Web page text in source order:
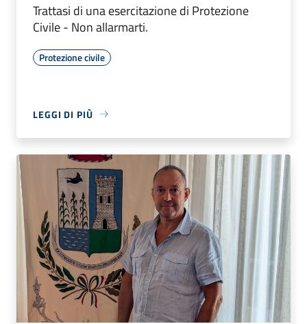
Trattasi di una esercitazione di Protezione
Civile - Non allarmarti.
Protezione civile
LEGGI DI PIÙ